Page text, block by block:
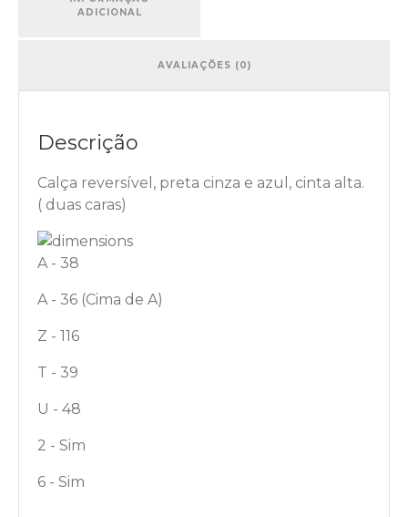
ADICIONAL
AVALIAÇÕES (0)
Descrição
Calça reversível, preta cinza e azul, cinta alta.
( duas caras)
A - 38
A - 36 (Cima de A)
Z - 116
T - 39
U - 48
2 - Sim
6 - Sim